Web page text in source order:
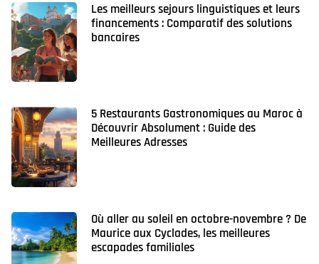
Les meilleurs sejours linguistiques et leurs
financements : Comparatif des solutions
bancaires
5 Restaurants Gastronomiques au Maroc à
Découvrir Absolument : Guide des
Meilleures Adresses
Où aller au soleil en octobre-novembre ? De
Maurice aux Cyclades, les meilleures
escapades familiales